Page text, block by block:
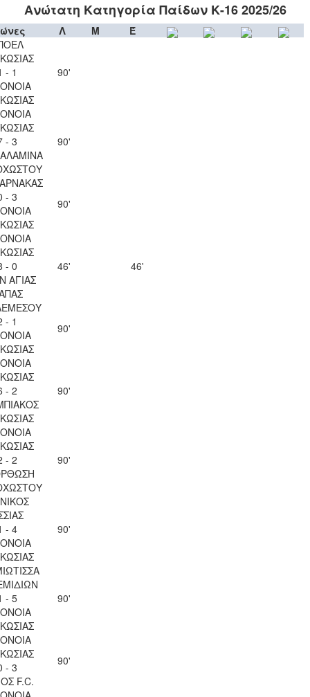
Ανώτατη Κατηγορία Παίδων Κ-16 2025/26
Λ Μ
Έ
- 1
90'
- 3
90'
- 3
90'
- 0
ΑΓΙΑΣ
46' 46'
- 1
90'
- 2
90'
- 2
90'
- 4
90'
- 5
90'
- 3
F.C.
90'